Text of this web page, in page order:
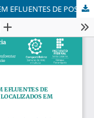
ESTUDO DE SURFACTANTES ANIÔNICOS EM EFLUENTES DE POSTOS REVENDEDORES DE COMBUSTÍVEIS LOCALIZADOS EM FLORIANÓPOLIS/SC.